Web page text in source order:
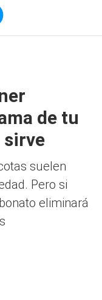
de tu
sirve
suelen
Pero si
eliminará